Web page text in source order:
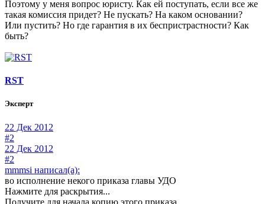
Поэтому у меня вопрос юристу. Как ей поступать, если все же
такая комиссия придет? Не пускать? На каком основании?
Или пустить? Но где гарантия в их беспристрастности? Как
быть?
RST
Эксперт
22 Дек 2012
#2
22 Дек 2012
#2
mmmsi написал(а):
во исполнение некого приказа главы УДО
Нажмите для раскрытия...
Получите для начала копию этого приказа